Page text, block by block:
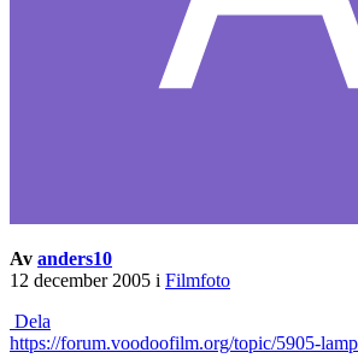
Av anders10
12 december 2005 i Filmfoto
Dela
https://forum.voodoofilm.org/topic/5905-